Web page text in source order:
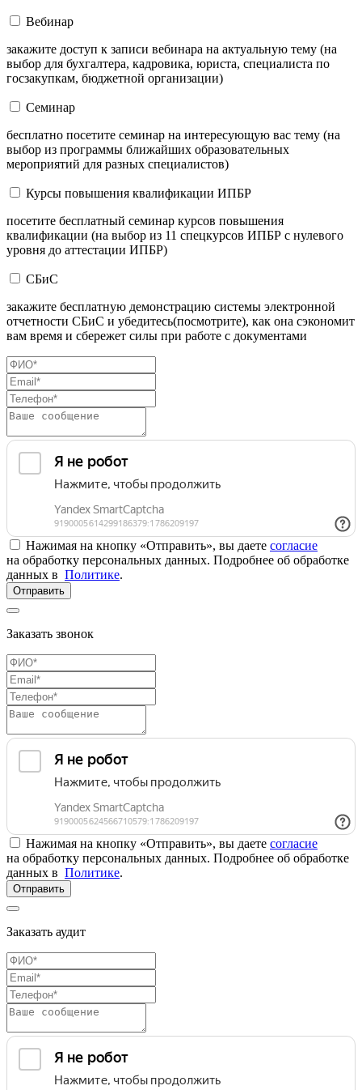
Вебинар
закажите доступ к записи вебинара на актуальную тему (на
выбор для бухгалтера, кадровика, юриста, специалиста по
госзакупкам, бюджетной организации)
Семинар
бесплатно посетите семинар на интересующую вас тему (на
выбор из программы ближайших образовательных
мероприятий для разных специалистов)
Курсы повышения квалификации ИПБР
посетите бесплатный семинар курсов повышения
квалификации (на выбор из 11 спецкурсов ИПБР с нулевого
уровня до аттестации ИПБР)
СБиС
закажите бесплатную демонстрацию системы электронной
отчетности СБиС и убедитесь(посмотрите), как она сэкономит
вам время и сбережет силы при работе с документами
Нажимая на кнопку «Отправить», вы даете согласие
на обработку персональных данных. Подробнее об обработке
данных в Политике.
Отправить
Заказать звонок
Нажимая на кнопку «Отправить», вы даете согласие
на обработку персональных данных. Подробнее об обработке
данных в Политике.
Отправить
Заказать аудит